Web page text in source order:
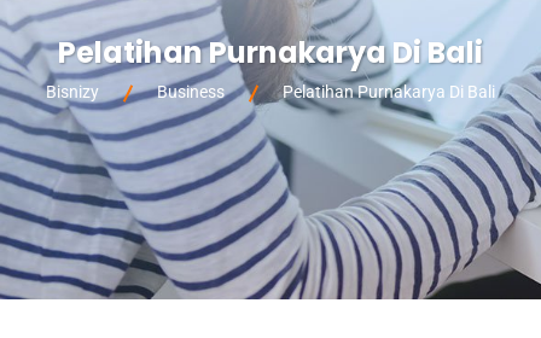
Pelatihan Purnakarya Di Bali
Bisnizy Business Pelatihan Purnakarya Di Bali